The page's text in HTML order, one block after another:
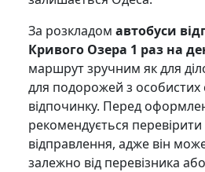
За розкладом автобуси
Кривого Озера 1 раз на
маршрут зручним як для
для подорожей з особистих
відпочинку. Перед
рекомендується
відправлення, адже він
залежно від перевізника